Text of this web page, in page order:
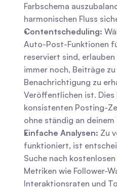
Farbschema
harmonischen Fluss
Contentscheduling:
Auto-Post-Funktionen
reserviert sind,
immer noch, Beiträge
Benachrichtigung zu
Veröffentlichen ist. Dies
konsistenten Posting-
ohne ständig an
Einfache Analysen: Zu
funktioniert, ist
Suche nach
Metriken wie Follower-
Interaktionsraten und